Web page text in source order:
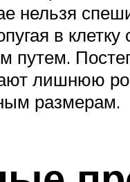
нельзя
в
путем.
лишнюю
размерам.